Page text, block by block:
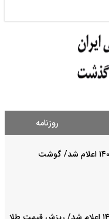
روزنامه
قیمت گوشت قرمز امروز یکشنبه ۱۸ مرداد ۱۴۰۵ اعلام شد/ گوشت